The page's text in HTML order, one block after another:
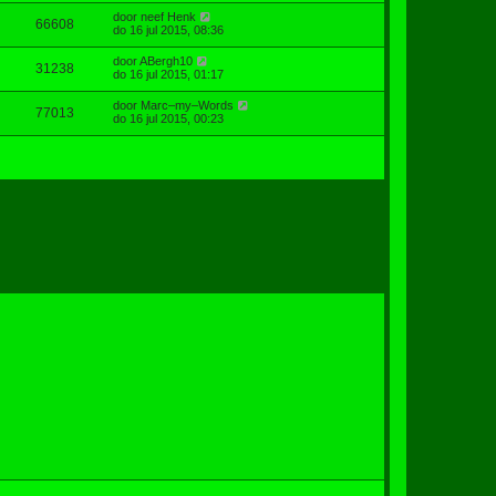
66608 door neef Henk
do 16 jul 2015, 08:36
31238 doorABergh10
do 16 jul 2015, 01:17
77013 door Marc–my–Words
do 16 jul 2015, 00:23